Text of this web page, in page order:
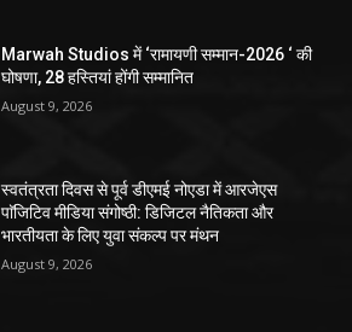
Marwah Studios में ‘रामायणी सम्मान-2026 ‘ की
घोषणा, 28 हस्तियां होंगी सम्मानित
August 9, 2026
स्वतंत्रता दिवस से पूर्व डीएमई नोएडा में आरजेएस
पाॅजिटिव मीडिया संगोष्ठी: डिजिटल नैतिकता और
भारतीयता के लिए युवा संकल्प पर मंथन
August 9, 2026